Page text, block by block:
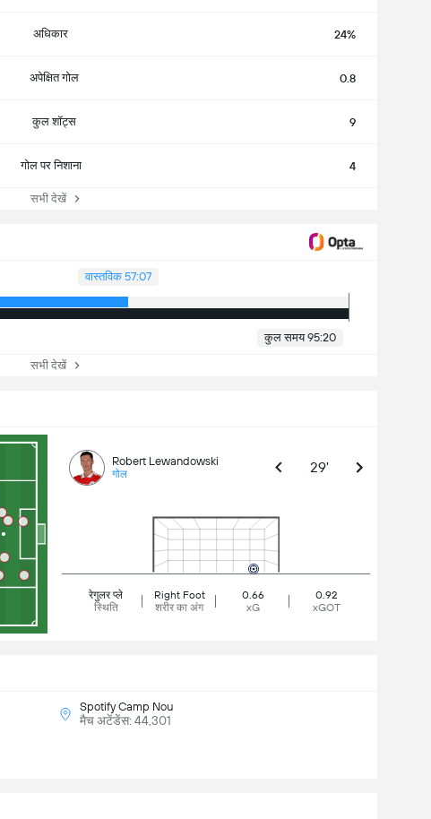
अधिकार 24%
अपेक्षित गोल 0.8
कुल शॉट्स 9
गोल पर निशाना 4
सभी देखें
वास्तविक 57:07
कुल समय 95:20
सभी देखें
Robert Lewandowski
गोल 29'
रेगुलर प्ले
स्थिति
Right Foot
शरीर का अंग
0.66
xG
0.92
xGOT
Spotify Camp Nou
मैच अटेंडेंस: 44,301